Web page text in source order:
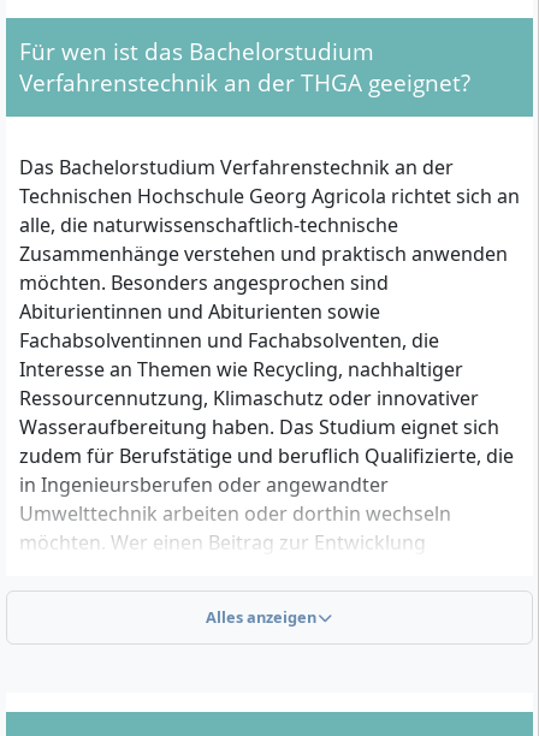
Für wen ist das Bachelorstudium
Verfahrenstechnik an der THGA geeignet?
Das Bachelorstudium Verfahrenstechnik an der
Technischen Hochschule Georg Agricola richtet sich an
alle, die naturwissenschaftlich-technische
Zusammenhänge verstehen und praktisch anwenden
möchten. Besonders angesprochen sind
Abiturientinnen und Abiturienten sowie
Fachabsolventinnen und Fachabsolventen, die
Interesse an Themen wie Recycling, nachhaltiger
Ressourcennutzung, Klimaschutz oder innovativer
Wasseraufbereitung haben. Das Studium eignet sich
zudem für Berufstätige und beruflich Qualifizierte, die
in Ingenieursberufen oder angewandter
Umwelttechnik arbeiten oder dorthin wechseln
möchten. Wer einen Beitrag zur Entwicklung
sich für Technik, Chemie sowie Umweltfragen
begeistert, findet im Studiengang Verfahrenstechnik
Alles anzeigen